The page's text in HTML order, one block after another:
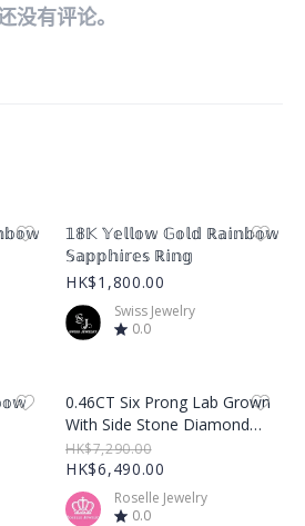
没有评论。
Product Image
𝟙𝟠𝕂 𝕐𝕖𝕝𝕝𝕠𝕨 𝔾𝕠𝕝𝕕 ℝ𝕒𝕚𝕟𝕓𝕠𝕨
𝕊𝕒𝕡𝕡𝕙𝕚𝕣𝕖𝕤 ℝ𝕚𝕟𝕘
HK$1,800.00
Swiss Jewelry
0.0
0.46CT Six Prong Lab Grown
With Side Stone Diamond
Ring – LGR001
HK$7,290.00
HK$6,490.00
Roselle Jewelry
0.0